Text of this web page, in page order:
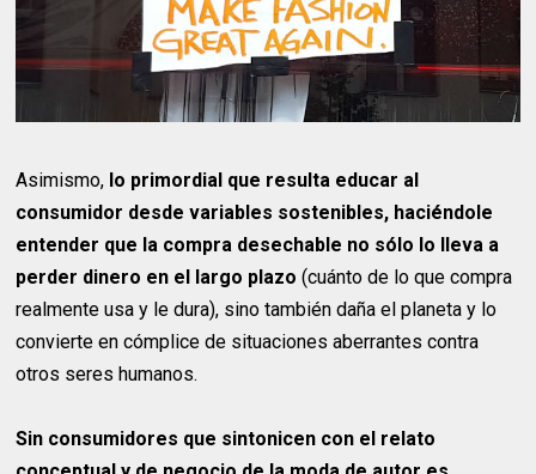
Asimismo, lo primordial que resulta educar al
consumidor desde variables sostenibles, haciéndole
entender que la compra desechable no sólo lo lleva a
perder dinero en el largo plazo (cuánto de lo que compra
realmente usa y le dura), sino también daña el planeta y lo
convierte en cómplice de situaciones aberrantes contra
otros seres humanos.
Sin consumidores que sintonicen con el relato